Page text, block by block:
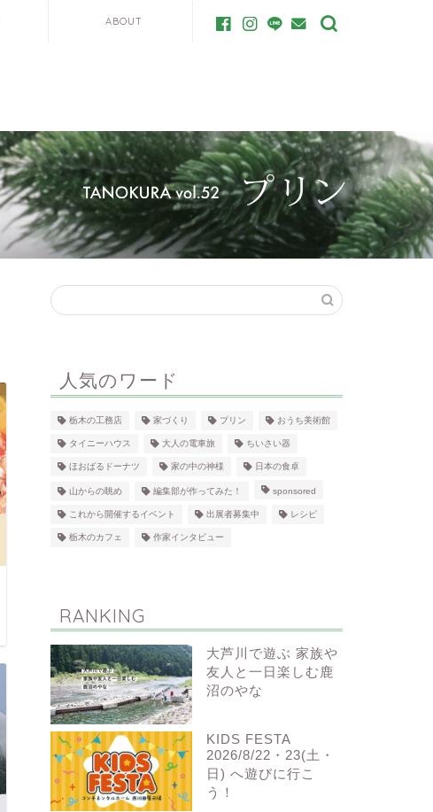
ABOUT
人気のワード
栃木の工務店 家づくり プリン おうち美術館
タイニーハウス 大人の電車旅 ちいさい器
ほおばるドーナツ 家の中の神様 日本の食卓
山からの眺め 編集部が作ってみた！ sponsored
これから開催するイベント 出展者募集中 レシピ
栃木のカフェ 作家インタビュー
RANKING
大芦川で遊ぶ 家族や
友人と一日楽しむ鹿
沼のやな
KIDS FESTA
2026/8/22・23(土・
日) へ遊びに行こ
う！